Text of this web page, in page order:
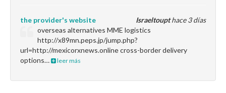
Israeltoupthace 3 días
the provider's website
overseas alternatives MME logistics
http://x89mn.peps.jp/jump.php?
url=http://mexicorxnews.online cross-border delivery
options…
leer más